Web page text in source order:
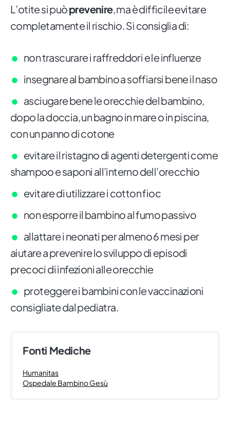
L’otite si puòprevenire, ma è difficile evitare
completamente il rischio. Si consiglia di:
non trascurare i raffreddori e le influenze
insegnare al bambino a soffiarsi bene il naso
asciugare bene le orecchie del bambino,
dopo la doccia, un bagno in mare o in piscina,
con un panno di cotone
evitare il ristagno di agenti detergenti come
shampoo e saponi all’interno dell’orecchio
evitare di utilizzare i cotton fioc
non esporre il bambino al fumo passivo
allattare i neonati per almeno 6 mesi per
aiutare a prevenire lo sviluppo di episodi
precoci di infezioni alle orecchie
proteggere i bambini con le vaccinazioni
consigliate dal pediatra.
Fonti Mediche
Humanitas
Ospedale Bambino Gesù